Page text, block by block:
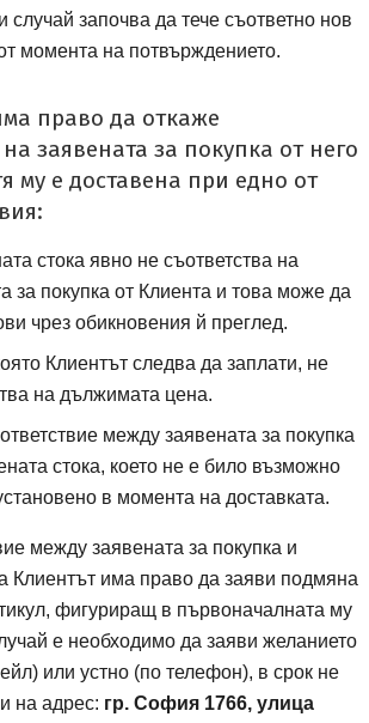
случай започва да тече съответно нов
момента на потвърждението.
право да откаже
заявената за покупка от него
му е доставена при едно от
стока явно не съответства на
за покупка от Клиента и това може да
чрез обикновения й преглед.
Клиентът следва да заплати, не
на дължимата цена.
между заявената за покупка
стока, което не е било възможно
в момента на доставката.
между заявената за покупка и
Клиентът има право да заяви подмяна
фигуриращ в първоначалната му
е необходимо да заяви желанието
или устно (по телефон), в срок не
на адрес: гр. София 1766пощенски
, улица